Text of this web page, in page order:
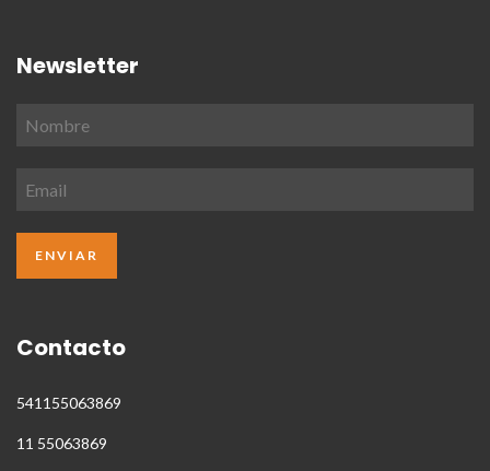
Newsletter
Contacto
541155063869
11 55063869